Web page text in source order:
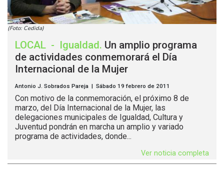
(Foto: Cedida)
LOCAL - Igualdad. Un amplio programa
de actividades conmemorará el Día
Internacional de la Mujer
Antonio J. Sobrados Pareja | Sábado 19 febrero de 2011
Con motivo de la conmemoración, el próximo 8 de
marzo, del Día Internacional de la Mujer, las
delegaciones municipales de Igualdad, Cultura y
Juventud pondrán en marcha un amplio y variado
programa de actividades, donde...
Ver noticia completa